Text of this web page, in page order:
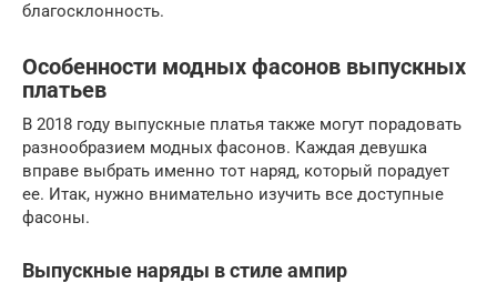
благосклонность.
Особенности модных фасонов выпускных
платьев
В 2018 году выпускные платья также могут порадовать
разнообразием модных фасонов. Каждая девушка
вправе выбрать именно тот наряд, который порадует
ее. Итак, нужно внимательно изучить все доступные
фасоны.
Выпускные наряды в стиле ампир